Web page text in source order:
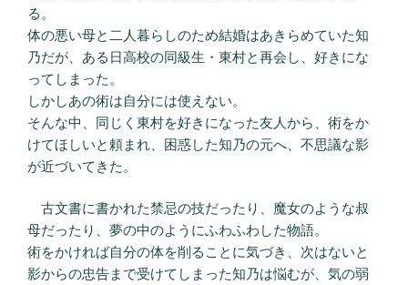
る。
体の悪い母と二人暮らしのため結婚はあきらめていた知
乃だが、ある日高校の同級生・東村と再会し、好きにな
ってしまった。
しかしあの術は自分には使えない。
そんな中、同じく東村を好きになった友人から、術をか
けてほしいと頼まれ、困惑した知乃の元へ、不思議な影
が近づいてきた。
古文書に書かれた禁忌の技だったり、魔女のような叔
母だったり、夢の中のようにふわふわした物語。
術をかければ自分の体を削ることに気づき、次はないと
影からの忠告まで受けてしまった知乃は悩むが、気の弱